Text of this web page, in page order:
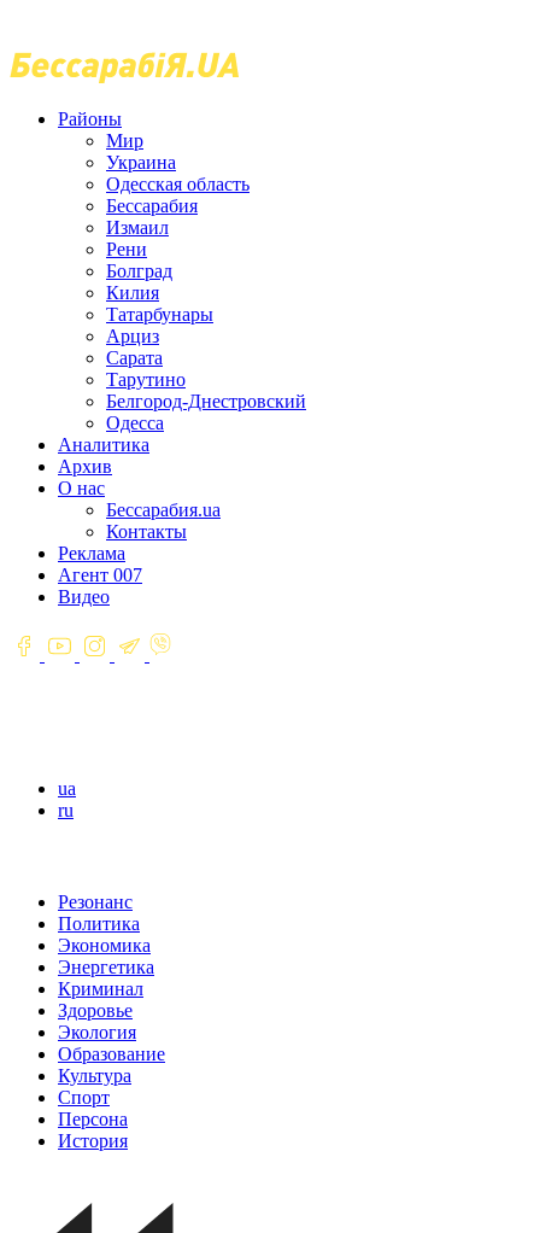
Районы
Мир
Украина
Одесская область
Бессарабия
Измаил
Рени
Болград
Килия
Татарбунары
Арциз
Сарата
Тарутино
Белгород-Днестровский
Одесса
Аналитика
Архив
О нас
Бессарабия.ua
Контакты
Реклама
Агент 007
Видео
ua
ru
Резонанс
Политика
Экономика
Энергетика
Криминал
Здоровье
Экология
Образование
Культура
Спорт
Персона
История